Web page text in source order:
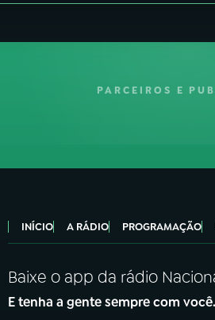
PARCEIROS E
INÍCIO A RÁDIO PROGRAMAÇÃO
Baixe o app da rádio
E tenha a gente sempre com você.